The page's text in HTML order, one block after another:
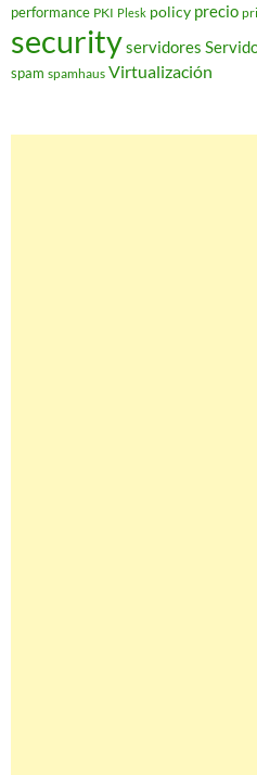
performance PKI Plesk policy precio
securityservidores
spam spamhaus Virtualización